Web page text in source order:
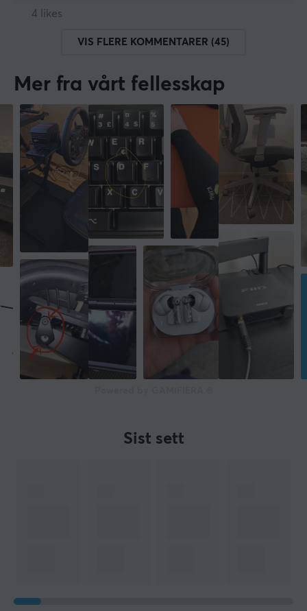
4 likes
VIS FLERE KOMMENTARER (45)
Mer fra vårt fellesskap
Sist sett